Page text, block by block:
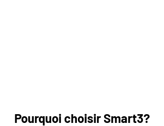
Pourquoi choisir Smart3?